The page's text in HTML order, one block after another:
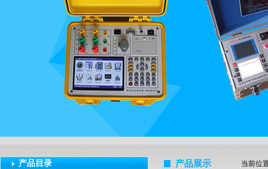
扬州海沃电气科技发展有限公司
产品目录 产品展示 当前位